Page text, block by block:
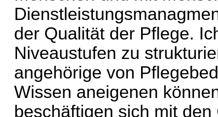
der Qualität der Pflege.
Niveaustufen zu
angehörige von
Wissen aneigenen
beschäftigen sich mit